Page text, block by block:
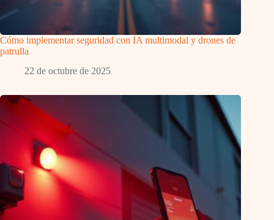
Cómo implementar seguridad con IA multimodal y drones de
patrulla
22 de octubre de 2025